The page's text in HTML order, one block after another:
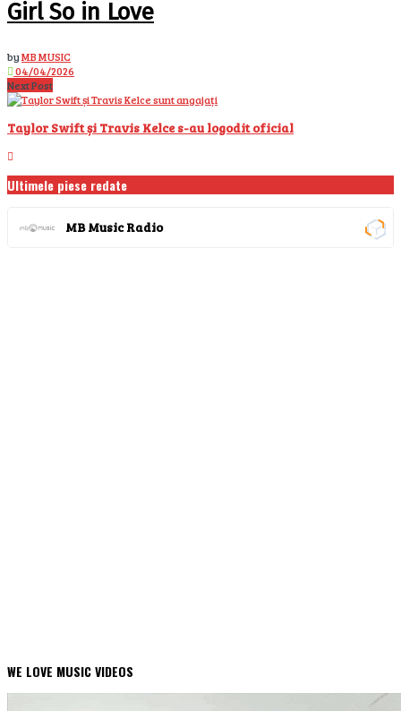
Girl So in Love
byMB MUSIC
04/04/2026
Next Post
Taylor Swift și Travis Kelce s-au logodit oficial
Ultimele piese redate
MB Music Radio
WE LOVE MUSIC VIDEOS